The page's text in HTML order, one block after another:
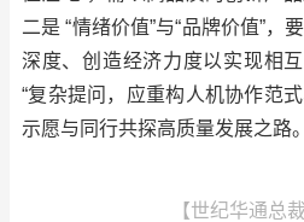
二是 “情绪价值”与“品牌价值”，
深度、创造经济力度以实现相
“复杂提问，应重构人机协作范
示愿与同行共探高质量发展之路。
【世纪华通总